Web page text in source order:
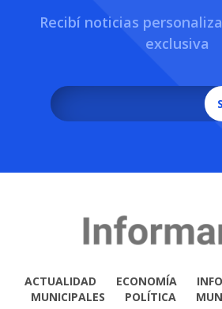
Recibí noticias
exclusiva
ACTUALIDAD ECONOMÍA
MUNICIPALES
POLÍTICA